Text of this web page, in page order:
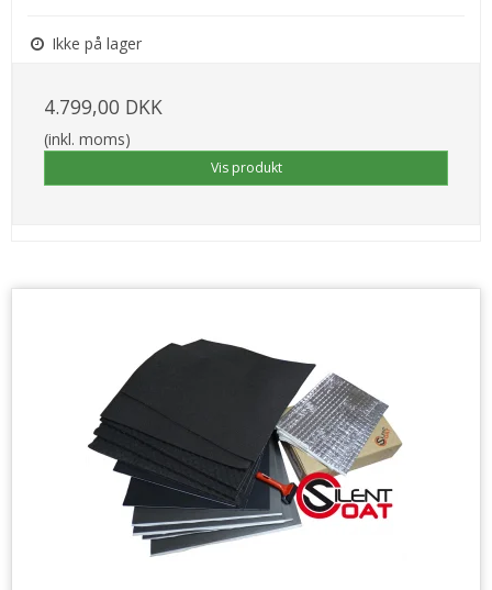
Ikke på lager
4.799,00 DKK
(inkl. moms)
Vis produkt